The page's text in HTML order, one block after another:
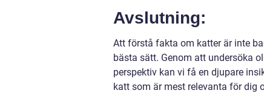
Avslutning:
Att förstå fakta om katter är inte
bästa sätt. Genom att undersöka
perspektiv kan vi få en djupare
katt som är mest relevanta för dig